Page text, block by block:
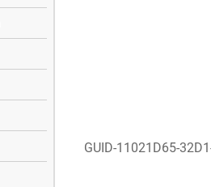
GUID-11021D65-